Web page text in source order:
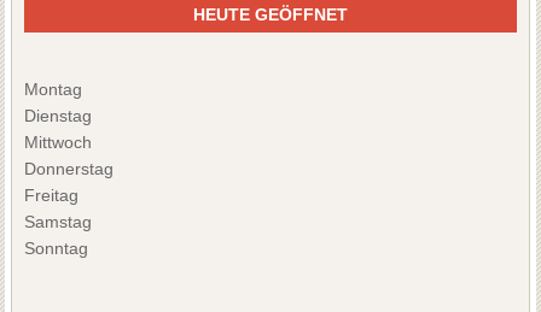
HEUTE GEÖFFNET
Montag
Dienstag
Mittwoch
Donnerstag
Freitag
Samstag
Sonntag